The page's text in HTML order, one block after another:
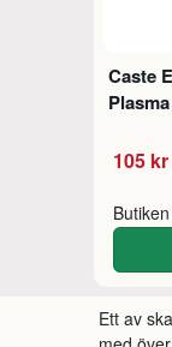
Caste
105 kr
Butiken
Ett av